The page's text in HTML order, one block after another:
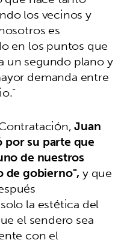
los vecinos y
es
en los puntos que
un segundo plano y
demanda entre
Juan
su parte que
de nuestros
gobierno",y que
la estética del
el sendero sea
con el